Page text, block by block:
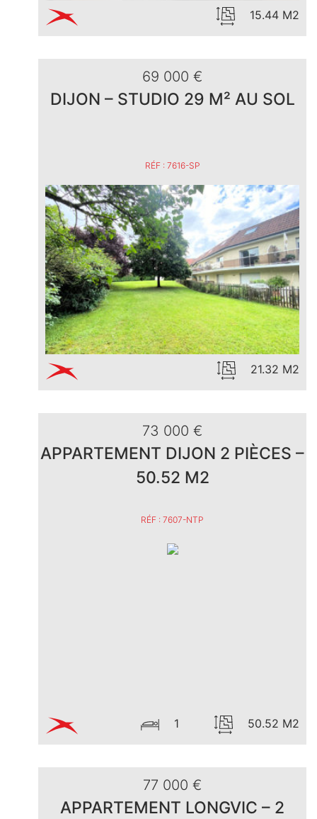
15.44 M2
69 000 €
DIJON – STUDIO 29 M² AU SOL
RÉF : 7616-SP
21.32 M2
73 000 €
APPARTEMENT DIJON 2 PIÈCES –
50.52 M2
RÉF : 7607-NTP
1 50.52 M2
77 000 €
APPARTEMENT LONGVIC – 2